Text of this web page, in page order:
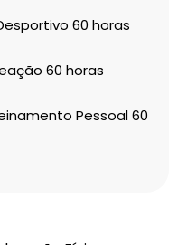
60 horas
60 horas
Pessoal 60